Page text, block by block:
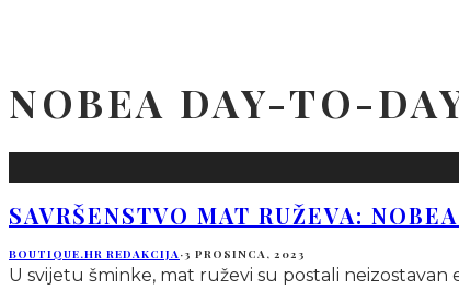
NOBEA DAY-TO-
SAVRŠENSTVO MAT RUŽEVA:
BOUTIQUE.HR REDAKCIJA·3 PROSINCA, 2023
U svijetu šminke, mat ruževi su postali